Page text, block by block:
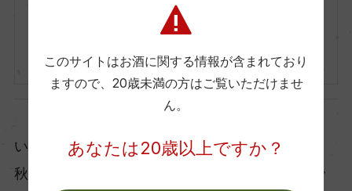
Okha Pinotage
オーカ ピノタージュ
750ml, 1,900 yen
いかがでしたか。素敵な友達や大切な人たちと、
秋の風景を眺めながら、楽しんでみてはいかがで
このサイトはお酒に関する情報が含まれており
ますので、 20歳未満の方はご覧いただけませ
ん。
あなたは20歳以上ですか？